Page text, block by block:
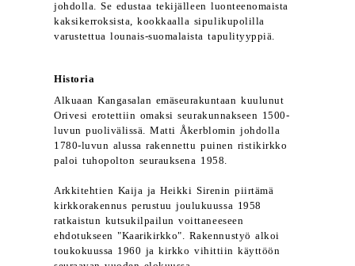
johdolla. Se edustaa tekijälleen luonteenomaista
kaksikerroksista, kookkaalla sipulikupolilla
varustettua lounais-suomalaista tapulityyppiä.
Historia
Alkuaan Kangasalan emäseurakuntaan kuulunut
Orivesi erotettiin omaksi seurakunnakseen 1500-
luvun puolivälissä. Matti Åkerblomin johdolla
1780-luvun alussa rakennettu puinen ristikirkko
paloi tuhopolton seurauksena 1958.
Arkkitehtien Kaija ja Heikki Sirenin piirtämä
kirkkorakennus perustuu joulukuussa 1958
ratkaistun kutsukilpailun voittaneeseen
ehdotukseen "Kaarikirkko". Rakennustyö alkoi
toukokuussa 1960 ja kirkko vihittiin käyttöön